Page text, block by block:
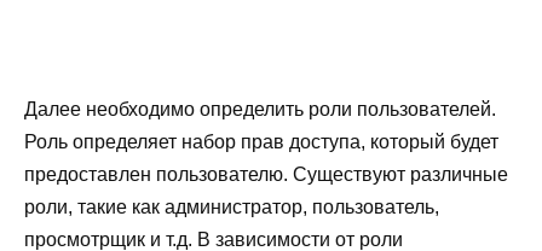
Далее необходимо определить роли пользователей.
Роль определяет набор прав доступа, который будет
предоставлен пользователю. Существуют различные
роли, такие как администратор, пользователь,
просмотрщик и т.д. В зависимости от роли